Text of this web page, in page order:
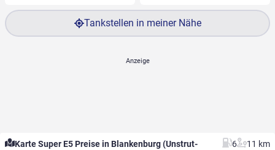
Tankstellen in meiner Nähe
Karte Super E5 Preise in Blankenburg (Unstrut-
6 11 km